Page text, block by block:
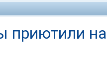
приютили